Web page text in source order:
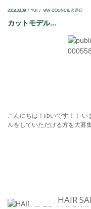
2018.03.09 YUI VAN COUNCIL 久居店
カットモデル...
こんにちは！ゆいです！！
ルをしていただける方を大募
HAIR